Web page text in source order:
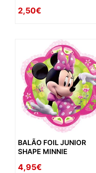
2,50€
BALÃO FOIL JUNIOR
SHAPE MINNIE
4,95€